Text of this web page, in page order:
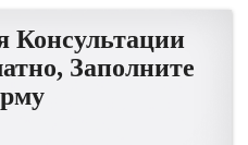
Консультации
Заполните